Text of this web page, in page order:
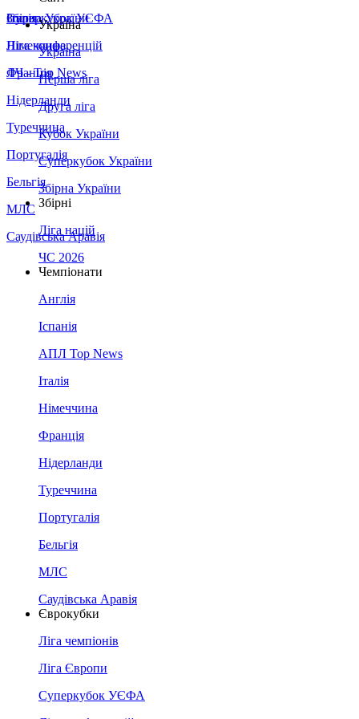
Збірна України
Італія
Німеччина
Франція
Нідерланди
Туреччина
Португалія
Бельгія
МЛС
Саудівська Аравія
Суперкубок УЄФА
Ліга конференцій
ЛЧ - Top News
Україна
Україна
Перша ліга
Друга ліга
Кубок України
Суперкубок України
Збірна України
Збірні
Ліга націй
ЧС 2026
Чемпіонати
Англія
Іспанія
АПЛ Top News
Італія
Німеччина
Франція
Нідерланди
Туреччина
Португалія
Бельгія
МЛС
Саудівська Аравія
Єврокубки
Ліга чемпіонів
Ліга Європи
Суперкубок УЄФА